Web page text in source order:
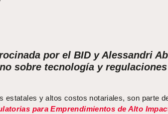
por el BID y Alessandri
sobre tecnología y
estatales y altos costos notariales, son parte
para Emprendimientos de Alto